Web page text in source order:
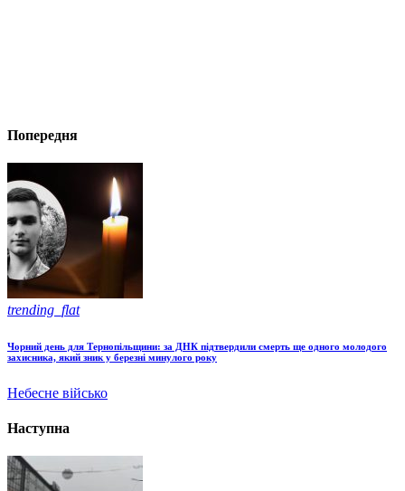
Попередня
trending_flat
Чорний день для Тернопільщини: за ДНК підтвердили смерть ще одного молодого
захисника, який зник у березні минулого року
Небесне військо
Наступна